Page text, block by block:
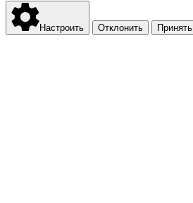
Настроить Отклонить Принять